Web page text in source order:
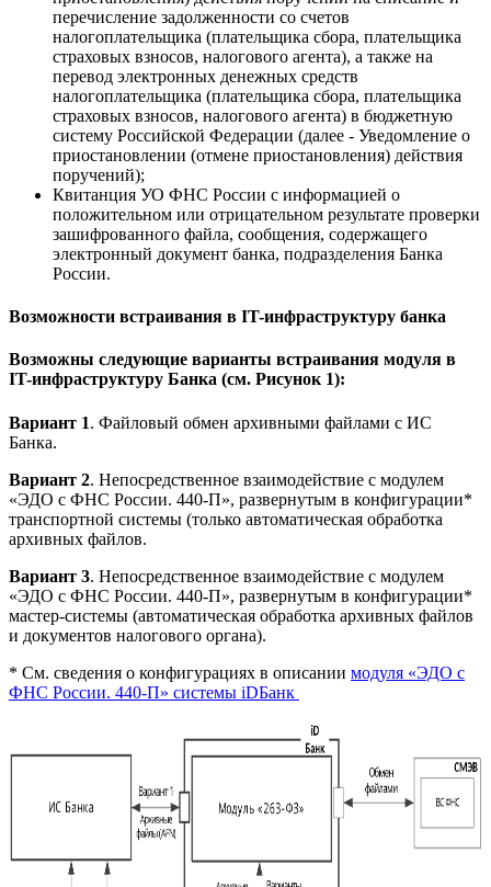
перечисление задолженности со счетов
налогоплательщика (плательщика сбора, плательщика
страховых взносов, налогового агента), а также на
перевод электронных денежных средств
налогоплательщика (плательщика сбора, плательщика
страховых взносов, налогового агента) в бюджетную
систему Российской Федерации (далее - Уведомление о
приостановлении (отмене приостановления) действия
поручений);
Квитанция УО ФНС России с информацией о
положительном или отрицательном результате проверки
зашифрованного файла, сообщения, содержащего
электронный документ банка, подразделения Банка
России.
Возможности встраивания в IT-инфраструктуру банка
Возможны следующие варианты встраивания модуля в
IT-инфраструктуру Банка (см. Рисунок 1):
Вариант 1. Файловый обмен архивными файлами с ИС
Банка.
Вариант 2. Непосредственное взаимодействие с модулем
«ЭДО с ФНС России. 440-П», развернутым в конфигурации*
транспортной системы (только автоматическая обработка
архивных файлов.
Вариант 3. Непосредственное взаимодействие с модулем
«ЭДО с ФНС России. 440-П», развернутым в конфигурации*
мастер-системы (автоматическая обработка архивных файлов
и документов налогового органа).
* См. сведения о конфигурациях в описании модуля «ЭДО с
ФНС России. 440-П» системы iDБанк